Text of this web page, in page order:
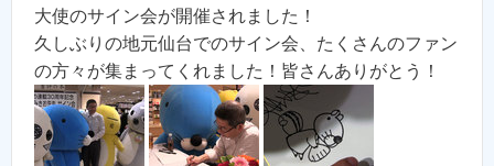
大使のサイン会が開催されました！
久しぶりの地元仙台でのサイン会、たくさんのファン
の方々が集まってくれました！皆さんありがとう！